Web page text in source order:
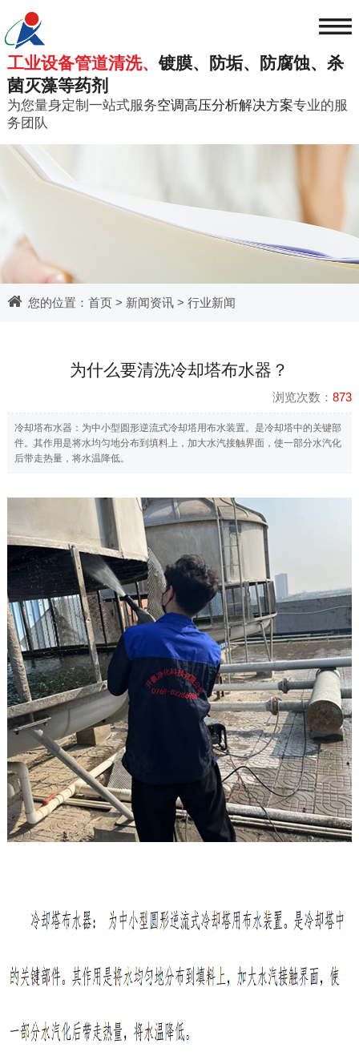
工业设备管道清洗、镀膜、防垢、防腐蚀、杀
菌灭藻等药剂
为您量身定制一站式服务空调高压分析解决方案专业的服
务团队
≡
您的位置： 首页> 新闻资讯 > 行业新闻
为什么要清洗冷却塔布水器？
浏览次数：873
冷却塔布水器：为中小型圆形逆流式冷却塔用布水装置。是冷却塔中的关键部
件。其作用是将水均匀地分布到填料上，加大水汽接触界面，使一部分水汽化
后带走热量，将水温降低。